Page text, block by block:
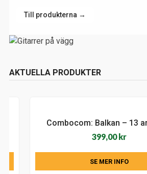
Till produkterna →
AKTUELLA PRODUKTER
399,00kr
SE MER INFO